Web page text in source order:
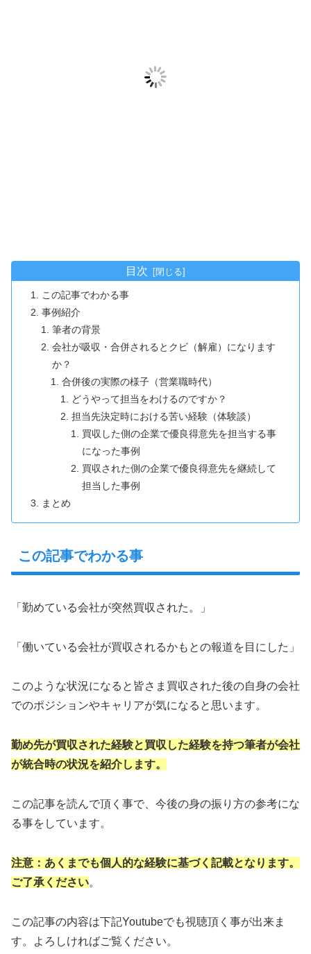
目次
この記事でわかる事
事例紹介
筆者の背景
会社が吸収・合併されるとクビ（解雇）になります
か？
合併後の実際の様子（営業職時代）
どうやって担当をわけるのですか？
担当先決定時における苦い経験（体験談）
買収した側の企業で優良得意先を担当する事
になった事例
買収された側の企業で優良得意先を継続して
担当した事例
まとめ
この記事でわかる事
「勤めている会社が突然買収された。」
「働いている会社が買収されるかもとの報道を目にした」
このような状況になると皆さま買収された後の自身の会社
でのポジションやキャリアが気になると思います。
勤め先が買収された経験と買収した経験を持つ筆者が会社
が統合時の状況を紹介します。
この記事を読んで頂く事で、今後の身の振り方の参考にな
る事をしています。
注意：あくまでも個人的な経験に基づく記載となります。
ご了承ください。
この記事の内容は下記Youtubeでも視聴頂く事が出来ま
す。よろしければご覧ください。